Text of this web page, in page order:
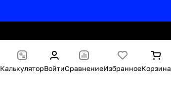
КалькуляторВойтиСравнениеИзбранноеКорзина